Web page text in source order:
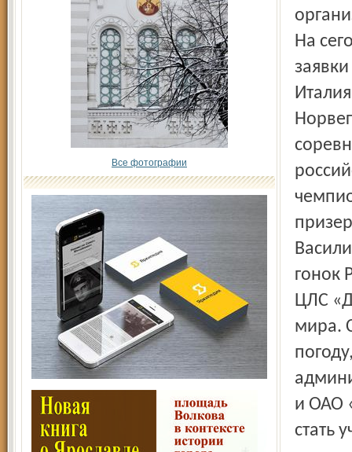
Все фотографии
На
гонок
ЦЛС
мира.
и ОАО
стать